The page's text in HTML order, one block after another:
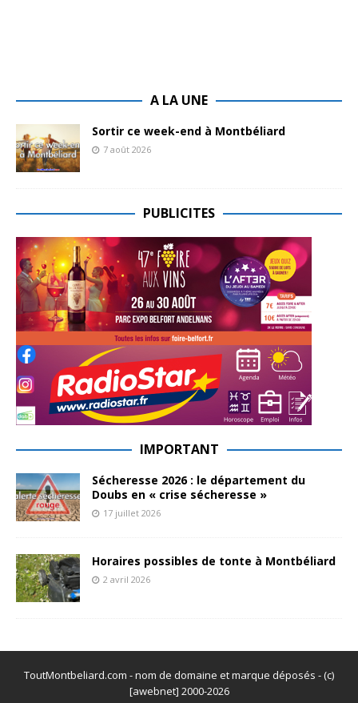
A LA UNE
Sortir ce week-end à Montbéliard
7 août 2026
PUBLICITES
IMPORTANT
Sécheresse 2026 : le département du
Doubs en « crise sécheresse »
17 juillet 2026
Horaires possibles de tonte à Montbéliard
2 avril 2026
ToutMontbeliard.com - nom de domaine et marque déposés - (c)
[awebnet] 2000-2026